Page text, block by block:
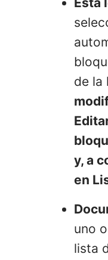
de la
y, a
en
uno
lista